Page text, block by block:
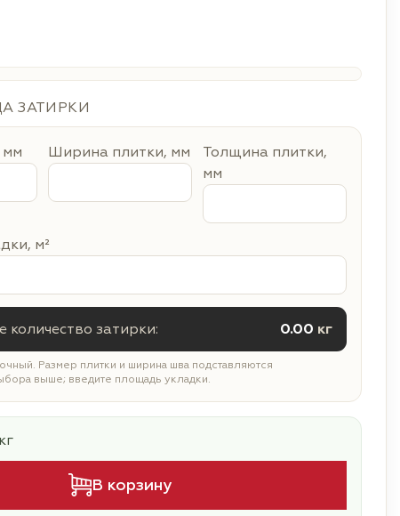
ЗАТИРКИ
мм Ширина плитки, мм
Толщина плитки,
мм
м²
количество затирки: 0.00 кг
Размер плитки и ширина шва подставляются
выше; введите площадь укладки.
кг
В корзину